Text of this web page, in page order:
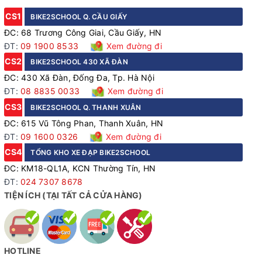
CS1 BIKE2SCHOOL Q. CẦU GIẤY
ĐC: 68 Trương Công Giai, Cầu Giấy, HN
ĐT: 09 1900 8533
Xem đường đi
CS2
BIKE2SCHOOL 430 XÃ ĐÀN
ĐC: 430 Xã Đàn, Đống Đa, Tp. Hà Nội
ĐT: 08 8835 0033
Xem đường đi
CS3
BIKE2SCHOOL Q. THANH XUÂN
ĐC: 615 Vũ Tông Phan, Thanh Xuân, HN
ĐT: 09 1600 0326
Xem đường đi
CS4
TỔNG KHO XE ĐẠP BIKE2SCHOOL
ĐC: KM18-QL1A, KCN Thường Tín, HN
ĐT: 024 7307 8678
TIỆN ÍCH (TẠI TẤT CẢ CỬA HÀNG)
HOTLINE